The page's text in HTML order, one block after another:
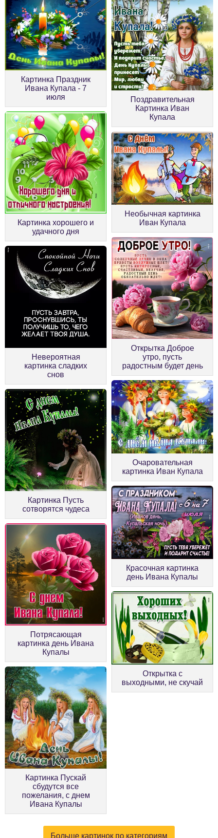
Картинка Праздник
Ивана Купала - 7
июля
Поздравительная
Картинка Иван
Купала
Картинка хорошего и
удачного дня
Необычная картинка
Иван Купала
Невероятная
картинка сладких
снов
Открытка Доброе
утро, пусть
радостным будет день
Картинка Пусть
сотворятся чудеса
Очаровательная
картинка Иван Купала
Потрясающая
картинка день Ивана
Купалы
Красочная картинка
день Ивана Купалы
Картинка Пускай
сбудутся все
пожелания, с днем
Ивана Купалы
Открытка с
выходными, не скучай
Больше картинок по категориям